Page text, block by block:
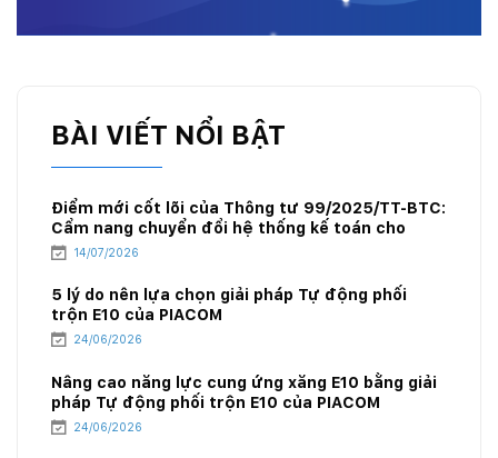
BÀI VIẾT NỔI BẬT
Điểm mới cốt lõi của Thông tư 99/2025/TT-BTC:
Cẩm nang chuyển đổi hệ thống kế toán cho
doanh nghiệp xăng dầu
14/07/2026
5 lý do nên lựa chọn giải pháp Tự động phối
trộn E10 của PIACOM
24/06/2026
Nâng cao năng lực cung ứng xăng E10 bằng giải
pháp Tự động phối trộn E10 của PIACOM
24/06/2026